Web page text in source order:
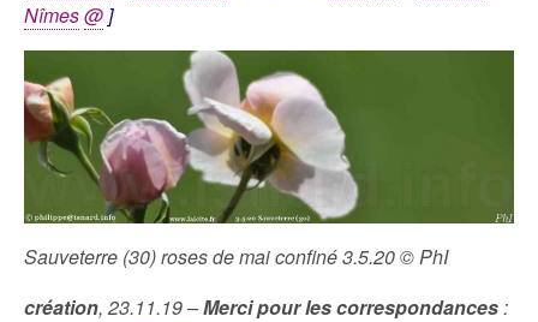
Nîmes@ ]
Sauveterre (30) roses de mai confiné 3.5.20 © PhI
création, 23.11.19–Merci pour les correspondances: